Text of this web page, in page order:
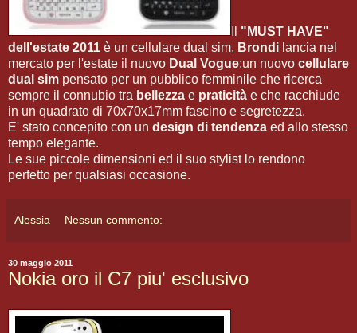
"MUST HAVE"
dell'estate 2011 è un cellulare dual sim, Brondi lancia nel
mercato per l'estate il nuovo Dual Vogue:un nuovo cellulare
dual sim pensato per un pubblico femminile che ricerca
sempre il connubio tra bellezza e praticità e che racchiude
in un quadrato di 70x70x17mm fascino e segretezza.
E' stato concepito con un design di tendenza ed allo stesso
tempo elegante.
Le sue piccole dimensioni ed il suo stylist lo rendono
perfetto per qualsiasi occasione.
Alessia Nessun commento:
30 maggio 2011
Nokia oro il C7 piu' esclusivo